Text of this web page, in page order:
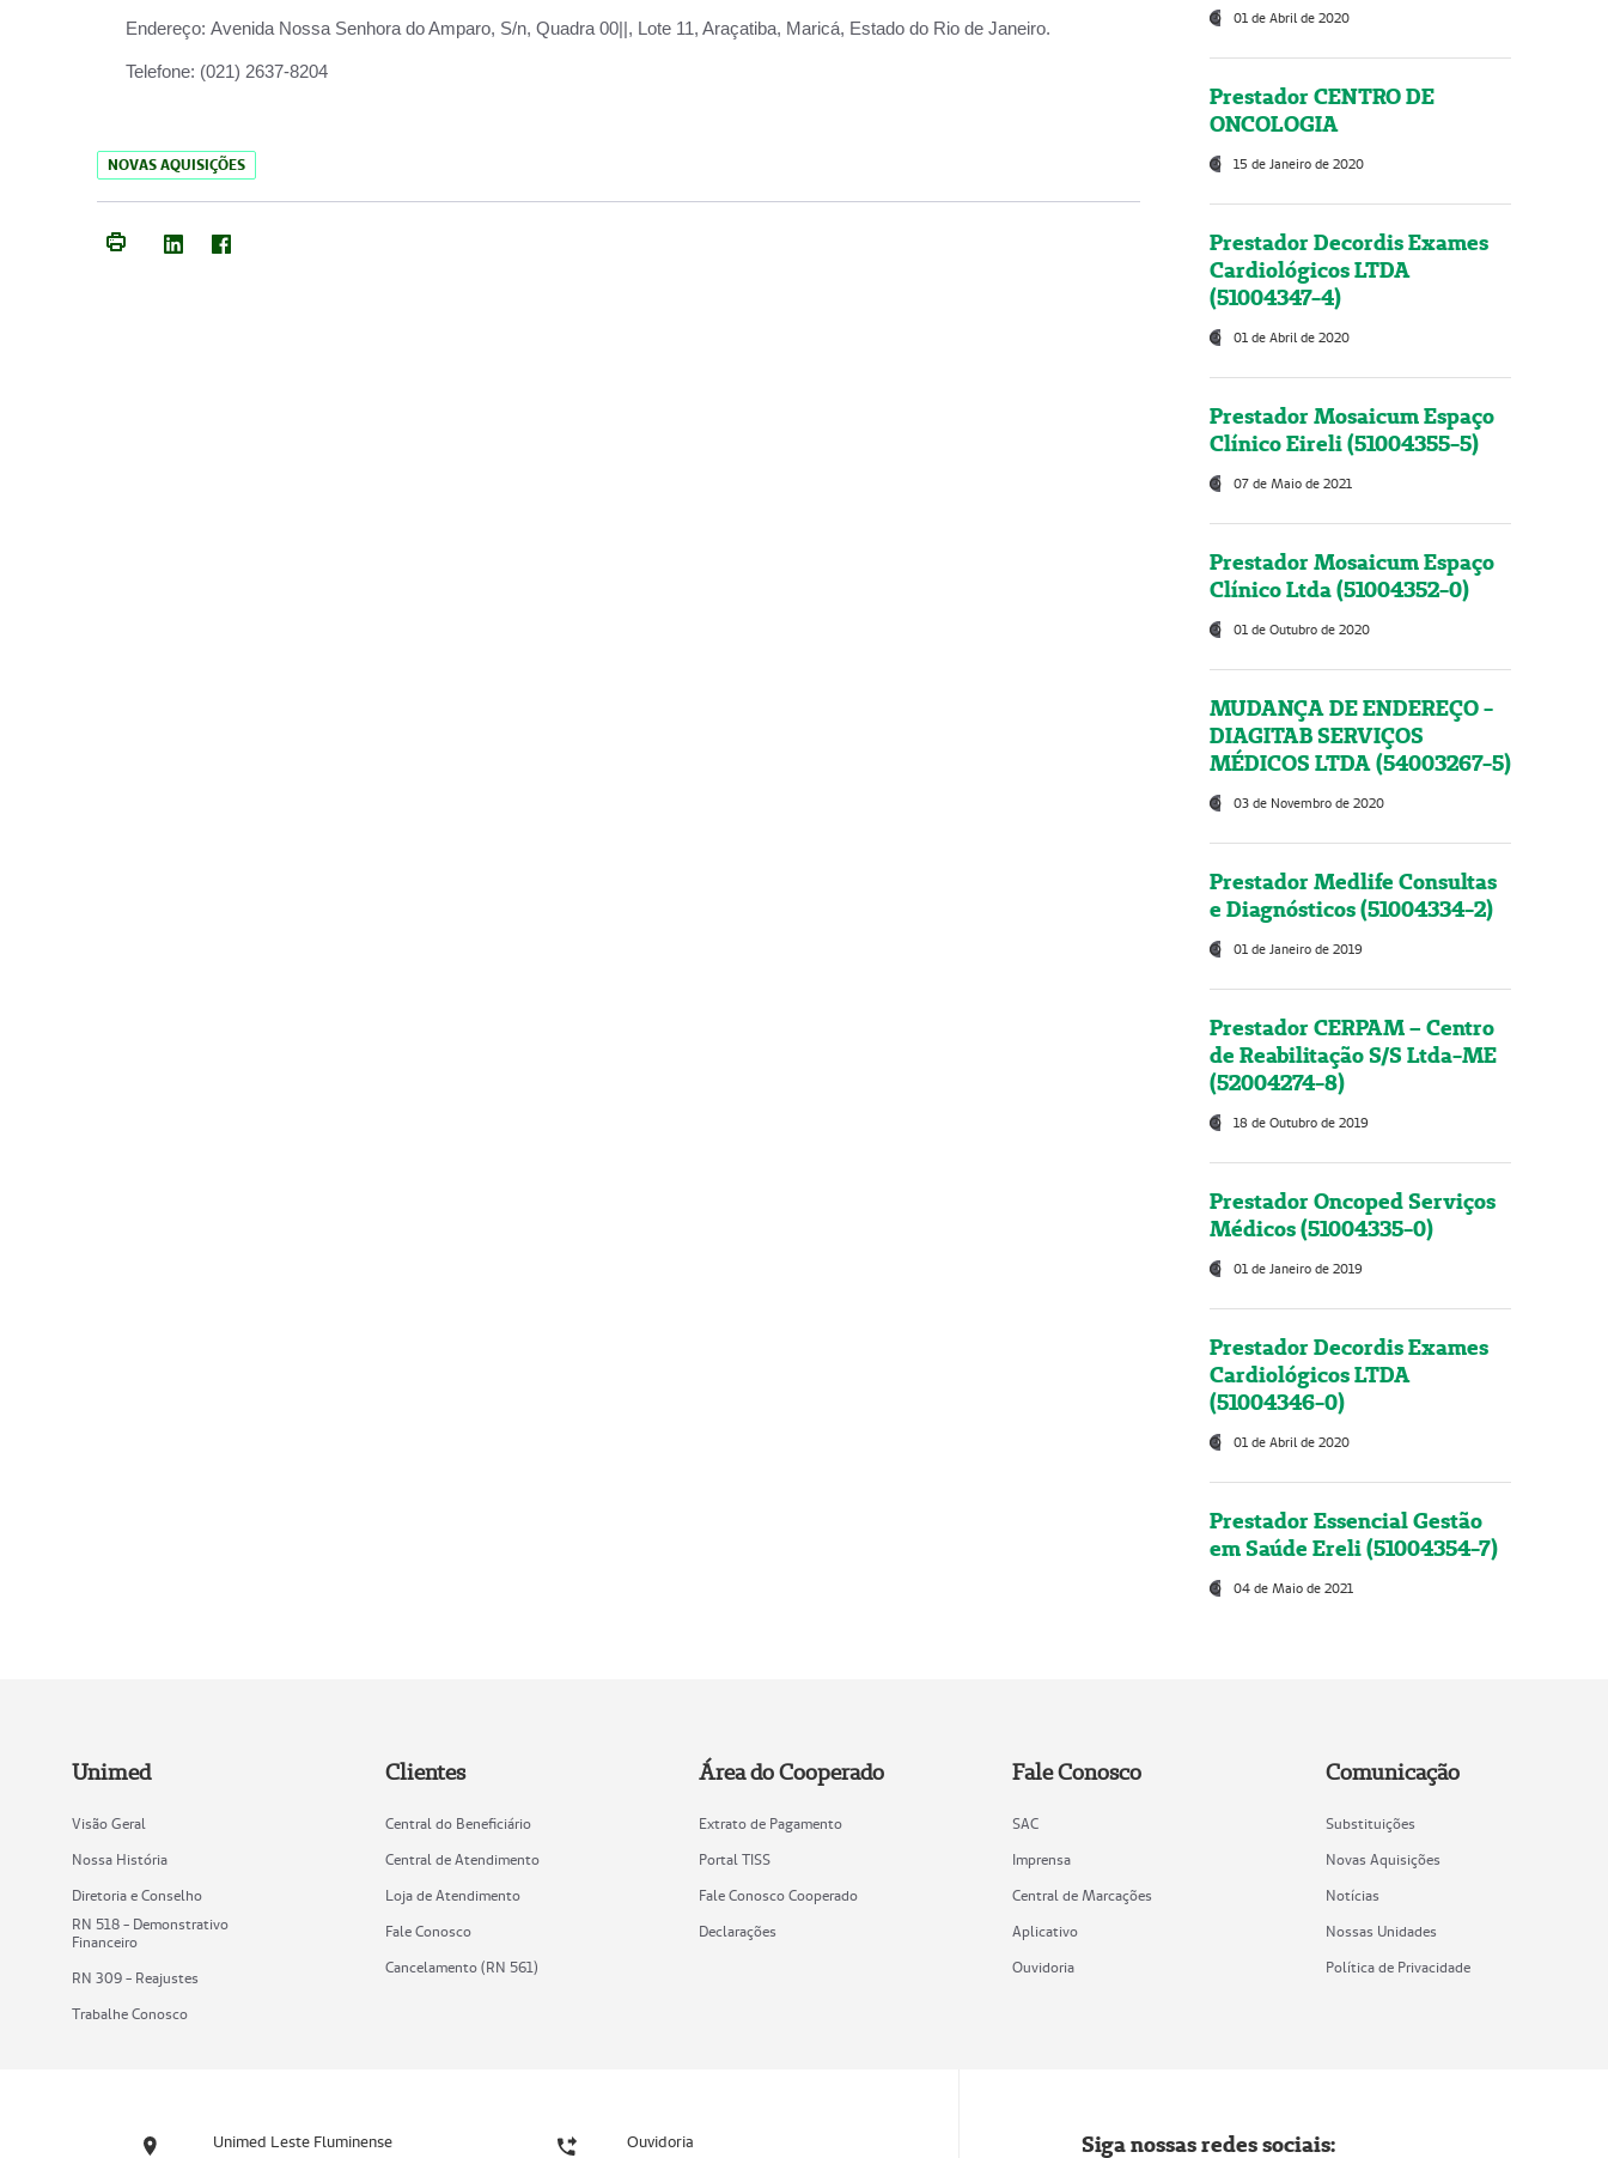
Endereço: Avenida Nossa Senhora do Amparo, S/n, Quadra 00||, Lote 11, Araçatiba, Maricá, Estado do Rio de Janeiro.
Telefone: (021) 2637-8204
NOVAS AQUISIÇÕES
01 de Abril de 2020
Prestador CENTRO DE
ONCOLOGIA
15 de Janeiro de 2020
Prestador Decordis Exames
Cardiológicos LTDA
(51004347-4)
01 de Abril de 2020
Prestador Mosaicum Espaço
Clínico Eireli (51004355-5)
07 de Maio de 2021
Prestador Mosaicum Espaço
Clínico Ltda (51004352-0)
01 de Outubro de 2020
MUDANÇA DE ENDEREÇO -
DIAGITAB SERVIÇOS
MÉDICOS LTDA (54003267-5)
03 de Novembro de 2020
Prestador Medlife Consultas
e Diagnósticos (51004334-2)
01 de Janeiro de 2019
Prestador CERPAM – Centro
de Reabilitação S/S Ltda-ME
(52004274-8)
18 de Outubro de 2019
Prestador Oncoped Serviços
Médicos (51004335-0)
01 de Janeiro de 2019
Prestador Decordis Exames
Cardiológicos LTDA
(51004346-0)
01 de Abril de 2020
Prestador Essencial Gestão
em Saúde Ereli (51004354-7)
04 de Maio de 2021
Unimed
Visão Geral
Nossa História
Diretoria e Conselho
RN 518 - Demonstrativo
Financeiro
RN 309 - Reajustes
Trabalhe Conosco
Clientes
Central do Beneficiário
Central de Atendimento
Loja de Atendimento
Fale Conosco
Cancelamento (RN 561)
Área do Cooperado
Extrato de Pagamento
Portal TISS
Fale Conosco Cooperado
Declarações
Fale Conosco
SAC
Imprensa
Central de Marcações
Aplicativo
Ouvidoria
Comunicação
Substituições
Novas Aquisições
Notícias
Nossas Unidades
Política de Privacidade
Unimed Leste Fluminense Ouvidoria Siga nossas redes sociais: